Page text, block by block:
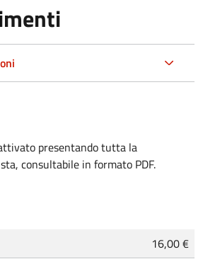
presentando tutta la
consultabile in formato PDF.
16,00 €